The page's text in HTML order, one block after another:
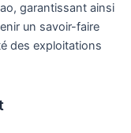
garantissant ainsi
un savoir-faire
des exploitations